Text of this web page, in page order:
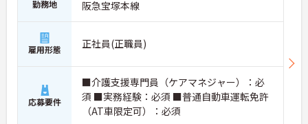
勤務地 阪急宝塚本線
雇用形態 正社員(正職員)
応募要件
■介護支援専門員（ケアマネジャー）：必
須 ■実務経験：必須 ■普通自動車運転免許
（AT車限定可）：必須